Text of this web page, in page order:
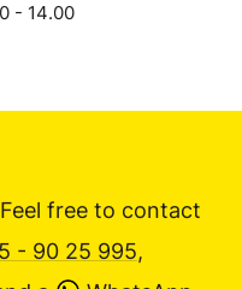
- 14.00
free to contact
- 90 25 995,